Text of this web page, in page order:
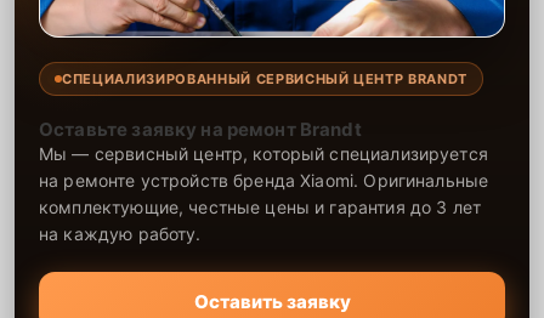
СПЕЦИАЛИЗИРОВАННЫЙ СЕРВИСНЫЙ ЦЕНТР BRANDT
Оставьте заявку на ремонт Brandt
Мы — сервисный центр, который специализируется
на ремонте устройств бренда Xiaomi. Оригинальные
комплектующие, честные цены и гарантия до 3 лет
на каждую работу.
Оставить заявку